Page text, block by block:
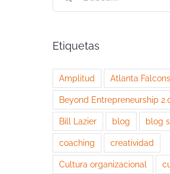
Etiquetas
Amplitud Atlanta Falcons
Beyond Entrepreneurship
Bill Lazier blog blog
coaching creatividad
Cultura organizacional